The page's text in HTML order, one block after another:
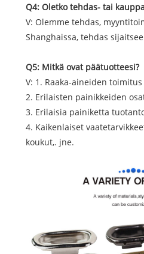
Q4: Oletko tehdas- tai
V: Olemme tehdas,
Shanghaissa, tehdas
Q5: Mitkä ovat päätuotteesi?
V: 1. Raaka-aineiden
2. Erilaisten painikkeiden
3. Erilaisia ​​painiketta
4. Kaikenlaiset
koukut,. jne.